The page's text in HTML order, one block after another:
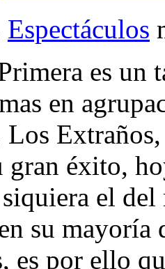
Espectáculos
es un
en
gran éxito,
el
su mayoría
es por ello